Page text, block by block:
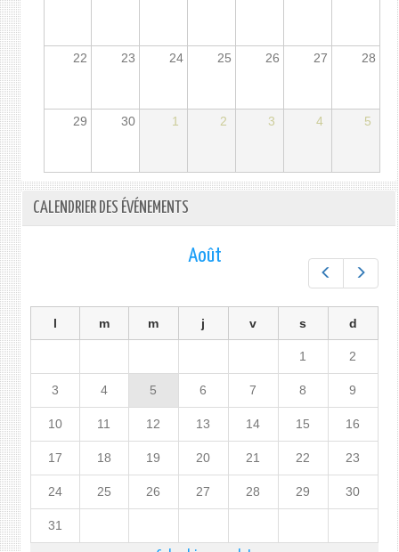
22 23 24 25 26 27 28
29 30 1 2 3 4 5
CALENDRIER DES ÉVÉNEMENTS
Préc.
Août
l m m j v s d
1 2
3 4 5 6 7 8 9
10 11 12 13 14 15 16
17 18 19 20 21 22 23
24 25 26 27 28 29 30
31